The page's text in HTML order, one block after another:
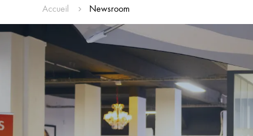
Accueil Newsroom